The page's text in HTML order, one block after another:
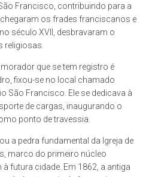
Francisco, contribuindo para a
os frades franciscanos e
século XVII, desbravaram o
religiosas.
que se tem registro é
fixou-se no local chamado
São Francisco. Ele se dedicava à
de cargas, inaugurando o
ponto de travessia.
a pedra fundamental da Igreja de
marco do primeiro núcleo
futura cidade. Em 1862, a antiga